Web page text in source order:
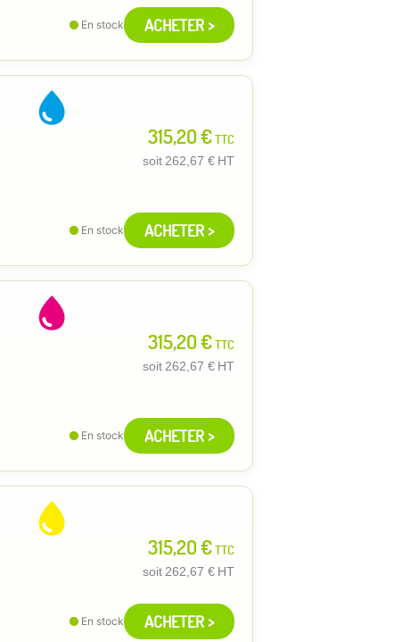
En stock ACHETER >
315,20 €TTC
soit 262,67 € HT
En stock ACHETER >
315,20 €TTC
soit 262,67 € HT
En stock ACHETER >
315,20 €TTC
soit 262,67 € HT
En stock ACHETER >